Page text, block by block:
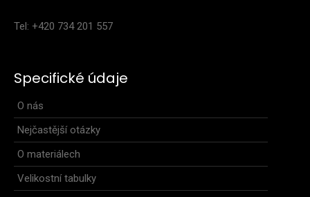
Tel: +420 734 201 557
Specifické údaje
O nás
Nejčastější otázky
O materiálech
Velikostní tabulky